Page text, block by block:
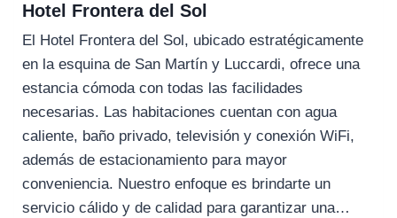
Hotel Frontera del Sol
El Hotel Frontera del Sol, ubicado estratégicamente
en la esquina de San Martín y Luccardi, ofrece una
estancia cómoda con todas las facilidades
necesarias. Las habitaciones cuentan con agua
caliente, baño privado, televisión y conexión WiFi,
además de estacionamiento para mayor
conveniencia. Nuestro enfoque es brindarte un
servicio cálido y de calidad para garantizar una…